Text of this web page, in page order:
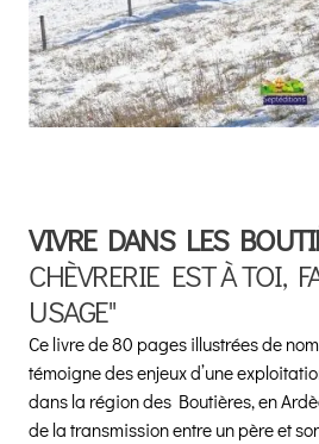
VIVRE DANS LES
CHÈVRERIE EST À TOI,
USAGE"
Ce livre de 80 pages illustrées de
témoigne des enjeux d’une
dans la région des Boutières, en
de la transmission entre un père et